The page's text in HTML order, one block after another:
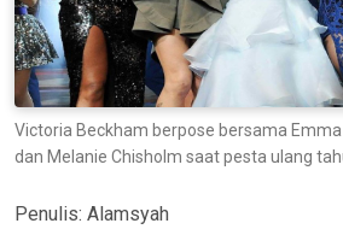
Victoria Beckham berpose bersama Emma
dan Melanie Chisholm saat pesta ulang
Penulis: Alamsyah